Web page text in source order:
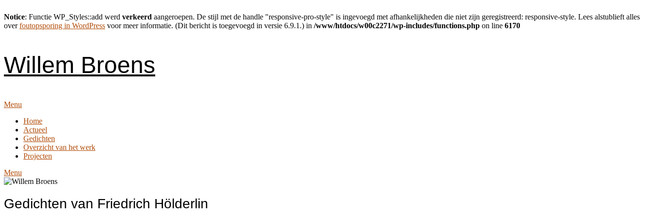
Notice: Functie WP_Styles::add werd verkeerd aangeroepen. De stijl met de handle "responsive-pro-style" is ingevoegd met afhankelijkheden die niet zijn geregistreerd: responsive-style. Lees alstublieft alles
overfoutopsporing in WordPress voor meer informatie. (Dit bericht is toegevoegd in versie 6.9.1.) in /www/htdocs/w00c2271/wp-includes/functions.php on line 6170
Willem Broens
Menu
Home
Actueel
Gedichten
Overzicht van het werk
Projecten
Menu
Gedichten van Friedrich Hölderlin